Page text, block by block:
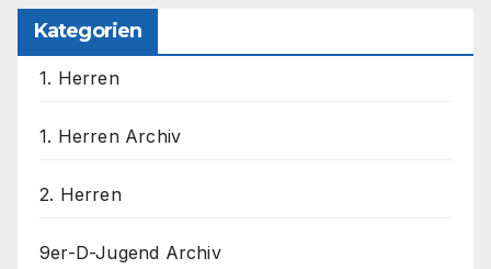
Kategorien
1. Herren
1. Herren Archiv
2. Herren
9er-D-Jugend Archiv